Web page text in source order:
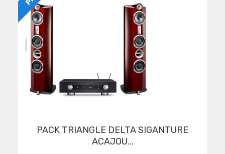
PACK TRIANGLE DELTA SIGANTURE
ACAJOU...